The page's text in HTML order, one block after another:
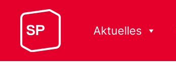
Aktuelles